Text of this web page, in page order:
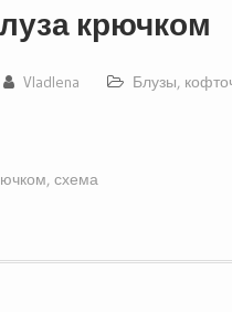
крючком
Vladlena Блузы,
, схема